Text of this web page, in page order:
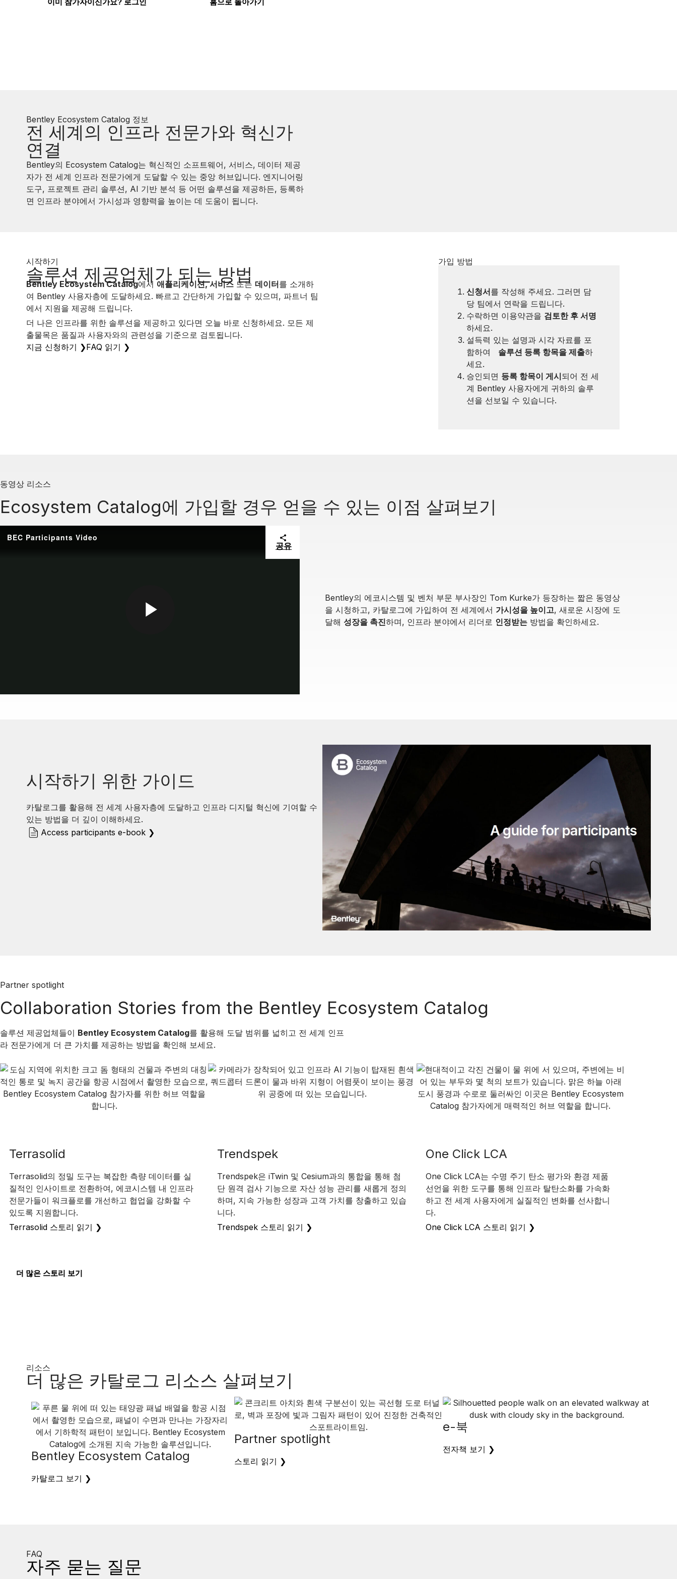
이미 참가자이신가요? 로그인 홈으로 돌아가기
Bentley Ecosystem Catalog 정보
전 세계의 인프라 전문가와 혁신가
연결
Bentley의 Ecosystem Catalog는 혁신적인 소프트웨어, 서비스, 데이터 제공
자가 전 세계 인프라 전문가에게 도달할 수 있는 중앙 허브입니다. 엔지니어링
도구, 프로젝트 관리 솔루션, AI 기반 분석 등 어떤 솔루션을 제공하든, 등록하
면 인프라 분야에서 가시성과 영향력을 높이는 데 도움이 됩니다.
시작하기
솔루션 제공업체가 되는 방법
Bentley Ecosystem Catalog에서 애플리케이션, 서비스 또는 데이터를 소개하
여 Bentley 사용자층에 도달하세요. 빠르고 간단하게 가입할 수 있으며, 파트너 팀
에서 지원을 제공해 드립니다.
더 나은 인프라를 위한 솔루션을 제공하고 있다면 오늘 바로 신청하세요. 모든 제
출물목은 품질과 사용자와의 관련성을 기준으로 검토됩니다.
지금 신청하기 ❯FAQ 읽기 ❯
가입 방법
신청서를 작성해 주세요. 그러면 담
당 팀에서 연락을 드립니다.
수락하면 이용약관을 검토한 후 서명
하세요.
설득력 있는 설명과 시각 자료를 포
함하여 솔루션 등록 항목을 제출하
세요.
승인되면 등록 항목이 게시되어 전 세
계 Bentley 사용자에게 귀하의 솔루
션을 선보일 수 있습니다.
동영상 리소스
Ecosystem Catalog에 가입할 경우 얻을 수 있는 이점 살펴보기
BEC Participants Video
공유
Y
V
O
Bentley의 에코시스템 및 벤처 부문 부사장인 Tom Kurke가 등장하는 짧은 동영상
을 시청하고, 카탈로그에 가입하여 전 세계에서 가시성을 높이고, 새로운 시장에 도
달해 성장을 촉진하며, 인프라 분야에서 리더로 인정받는 방법을 확인하세요.
시작하기 위한 가이드
카탈로그를 활용해 전 세계 사용자층에 도달하고 인프라 디지털 혁신에 기여할 수
있는 방법을 더 깊이 이해하세요.
Access participants e-book ❯
Partner spotlight
Collaboration Stories from the Bentley Ecosystem Catalog
솔루션 제공업체들이 Bentley Ecosystem Catalog를 활용해 도달 범위를 넓히고 전 세계 인프
라 전문가에게 더 큰 가치를 제공하는 방법을 확인해 보세요.
Terrasolid
Terrasolid의 정밀 도구는 복잡한 측량 데이터를 실
질적인 인사이트로 전환하여, 에코시스템 내 인프라
전문가들이 워크플로를 개선하고 협업을 강화할 수
있도록 지원합니다.
Terrasolid 스토리 읽기 ❯
Trendspek
Trendspek은 iTwin 및 Cesium과의 통합을 통해 첨
단 원격 검사 기능으로 자산 성능 관리를 새롭게 정의
하며, 지속 가능한 성장과 고객 가치를 창출하고 있습
니다.
Trendspek 스토리 읽기 ❯
One Click LCA
One Click LCA는 수명 주기 탄소 평가와 환경 제품
선언을 위한 도구를 통해 인프라 탈탄소화를 가속화
하고 전 세계 사용자에게 실질적인 변화를 선사합니
다.
One Click LCA 스토리 읽기 ❯
더 많은 스토리 보기
리소스
더 많은 카탈로그 리소스 살펴보기
Bentley Ecosystem Catalog
카탈로그 보기 ❯
Partner spotlight
스토리 읽기 ❯
e-북
전자책 보기 ❯
FAQ
자주 묻는 질문